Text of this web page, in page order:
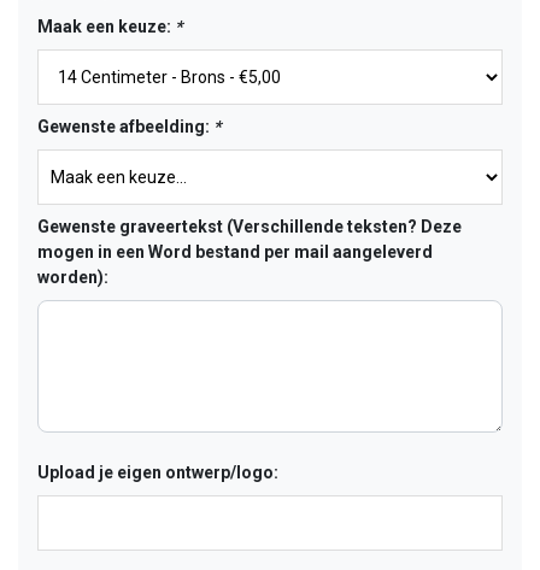
Maak een keuze: *
Gewenste afbeelding: *
Gewenste graveertekst (Verschillende teksten? Deze
mogen in een Word bestand per mail aangeleverd
worden):
Upload je eigen ontwerp/logo: